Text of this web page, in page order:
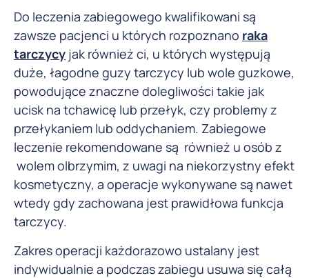
Do leczenia zabiegowego kwalifikowani są
zawsze pacjenci u których rozpoznano raka
tarczycy jak również ci, u których występują
duże, łagodne guzy tarczycy lub wole guzkowe,
powodujące znaczne dolegliwości takie jak
ucisk na tchawicę lub przełyk, czy problemy z
przełykaniem lub oddychaniem. Zabiegowe
leczenie rekomendowane są również u osób z
wolem olbrzymim, z uwagi na niekorzystny efekt
kosmetyczny, a operacje wykonywane są nawet
wtedy gdy zachowana jest prawidłowa funkcja
tarczycy.
Zakres operacji każdorazowo ustalany jest
indywidualnie a podczas zabiegu usuwa się całą